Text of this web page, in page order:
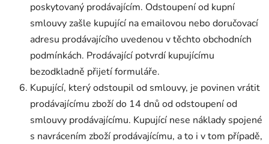
poskytovaný prodávajícím. Odstoupení od kupní
smlouvy zašle kupující na emailovou nebo doručovací
adresu prodávajícího uvedenou v těchto obchodních
podmínkách. Prodávající potvrdí kupujícímu
bezodkladně přijetí formuláře.
Kupující, který odstoupil od smlouvy, je povinen vrátit
prodávajícímu zboží do 14 dnů od odstoupení od
smlouvy prodávajícímu. Kupující nese náklady spojené
s navrácením zboží prodávajícímu, a to i v tom případě,